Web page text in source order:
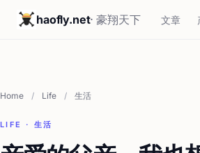
haofly.net· 豪翔天下 文章
Home / Life / 生活
LIFE · 生活